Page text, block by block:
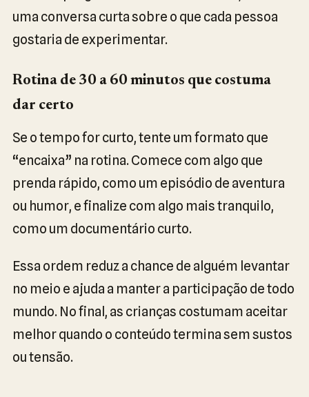
uma conversa curta sobre o que cada pessoa
gostaria de experimentar.
Rotina de 30 a 60 minutos que costuma
dar certo
Se o tempo for curto, tente um formato que
“encaixa” na rotina. Comece com algo que
prenda rápido, como um episódio de aventura
ou humor, e finalize com algo mais tranquilo,
como um documentário curto.
Essa ordem reduz a chance de alguém levantar
no meio e ajuda a manter a participação de todo
mundo. No final, as crianças costumam aceitar
melhor quando o conteúdo termina sem sustos
ou tensão.